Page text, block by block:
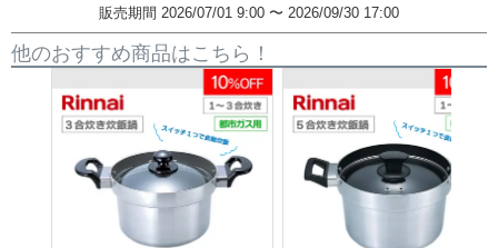
販売期間 2026/07/01 9:00 〜 2026/09/30 17:00
他のおすすめ商品はこちら！